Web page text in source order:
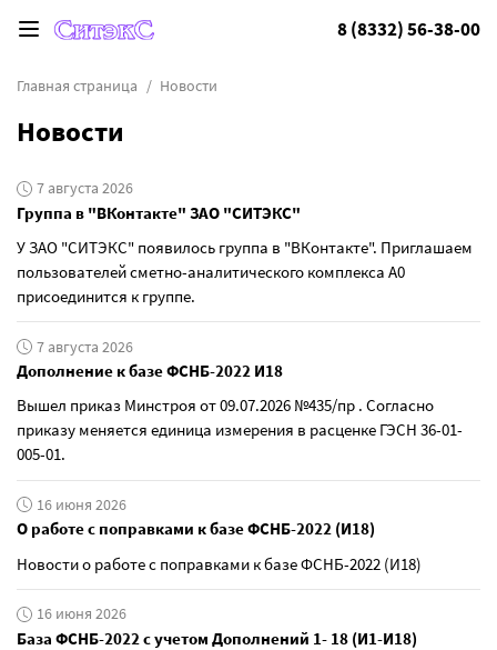
8 (8332) 56-38-00
Главная страница Новости
Новости
7 августа 2026
Группа в "ВКонтакте" ЗАО "СИТЭКС"
У ЗАО "СИТЭКС" появилось группа в "ВКонтакте". Приглашаем
пользователей сметно-аналитического комплекса А0
присоединится к группе.
7 августа 2026
Дополнение к базе ФСНБ-2022 И18
Вышел приказ Минстроя от 09.07.2026 №435/пр . Согласно
приказу меняется единица измерения в расценке ГЭСН 36-01-
005-01.
16 июня 2026
О работе с поправками к базе ФСНБ-2022 (И18)
Новости о работе с поправками к базе ФСНБ-2022 (И18)
16 июня 2026
База ФСНБ-2022 с учетом Дополнений 1- 18 (И1-И18)